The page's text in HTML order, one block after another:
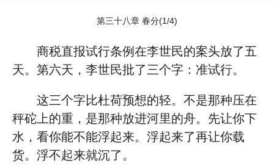
第三十八章 春分(1/4)
商税直报试行条例在李世民的案头放了五
天。第六天，李世民批了三个字：准试行。
这三个字比杜荷预想的轻。不是那种压在
秤砣上的重，是那种放进河里的舟。先让你下
水，看你能不能浮起来。浮起来了再让你载
货。浮不起来就沉了。